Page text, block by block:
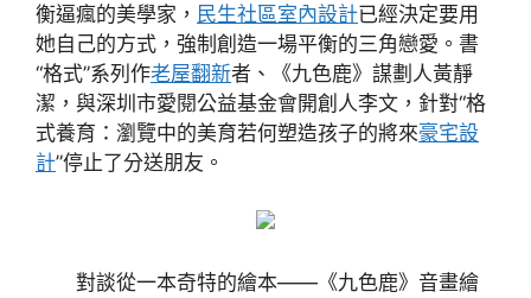
衡逼瘋的美學家， 民生社區室內設計已經決定要用
她自己的方式，強制創造一場平衡的三角戀愛。書
“格式”系列作老屋翻新者、《九色鹿》謀劃人黃靜
潔，與深圳市愛閱公益基金會開創人李文，針對“格
式養育：瀏覽中的美育若何塑造孩子的將來豪宅設
計”停止了分送朋友。
對談從一本奇特的繪本——《九色鹿》音畫繪